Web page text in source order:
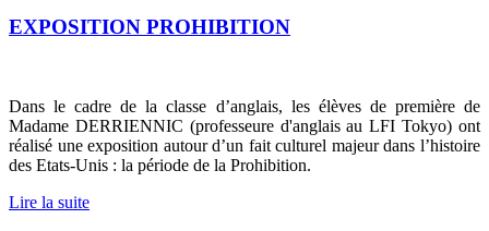
EXPOSITION PROHIBITION
Dans le cadre de la classe d’anglais, les élèves de première de
Madame DERRIENNIC (professeure d'anglais au LFI Tokyo) ont
réalisé une exposition autour d’un fait culturel majeur dans l’histoire
des Etats-Unis : la période de la Prohibition.
Lire la suite